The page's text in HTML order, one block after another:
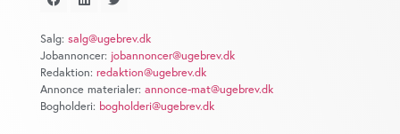
sociale medier, annonceringspartnere og
analysepartnere. Vores partnere kan kombinere disse
data med andre oplysninger, du har givet dem, eller som
de har indsamlet fra din brug af deres tjenester. Du
Salg: salg@ugebrev.dk
Jobannoncer: jobannoncer@ugebrev.dk
Redaktion: redaktion@ugebrev.dk
Annonce materialer: annonce-mat@ugebrev.dk
Bogholderi: bogholderi@ugebrev.dk